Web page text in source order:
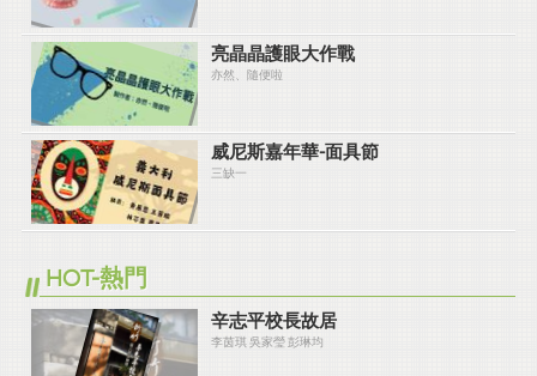
亮晶晶護眼大作戰
亦然、隨便啦
威尼斯嘉年華-面具節
三缺一
HOT-熱門
辛志平校長故居
李茵琪 吳家瑩 彭琳均